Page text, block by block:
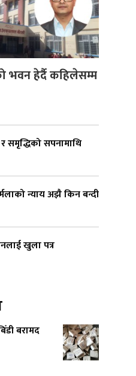
भवन हेर्दै कहिलेसम्म
र समृद्धिको सपनामाथि
न्याय अझै किन बन्दी
खुला पत्र
बरामद